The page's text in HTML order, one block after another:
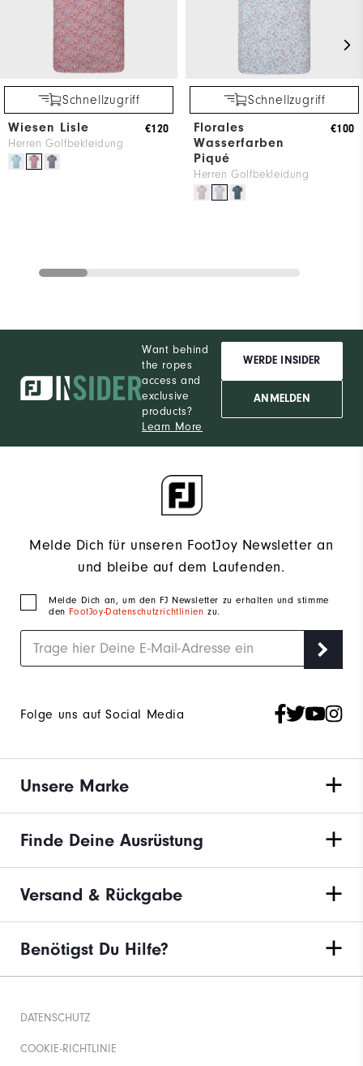
Schnellzugriff
Wiesen Lisle
Herren Golfbekleidung
€120
Schnellzugriff
Florales
Wasserfarben
Piqué
Herren Golfbekleidung
€100
Want behind
the ropes
access and
exclusive
products?
Learn More
WERDE INSIDER
ANMELDEN
Melde Dich für unseren FootJoy Newsletter an
und bleibe auf dem Laufenden.
Melde Dich an, um den FJ Newsletter zu erhalten und stimme
den FootJoy-Datenschutzrichtlinienzu.
Folge uns auf Social Media
Unsere Marke
Finde Deine Ausrüstung
Versand & Rückgabe
Benötigst Du Hilfe?
DATENSCHUTZ
COOKIE-RICHTLINIE